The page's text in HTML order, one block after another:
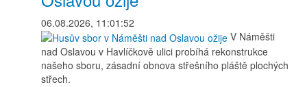
06.08.2026, 11:01:52
V Náměšti
nad Oslavou v Havlíčkově ulici probíhá rekonstrukce
našeho sboru, zásadní obnova střešního pláště plochých
střech.